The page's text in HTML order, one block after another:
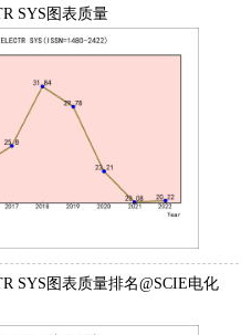
SYS图表质量
SYS图表质量排名@SCIE电化